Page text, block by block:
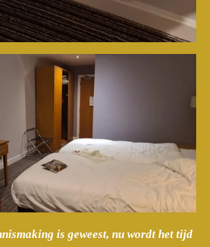
is geweest, nu wordt het tijd